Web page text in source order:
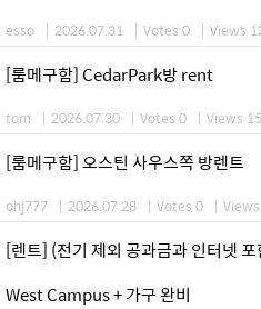
esso | 2026.07.31 | Votes 0 | Views
[룸메구함] CedarPark방 rent
tom | 2026.07.30 | Votes 0 | Views
[룸메구함] 오스틴 사우스쪽 방렌트
ohj777 | 2026.07.28 | Votes 0 |
[렌트] (전기 제외 공과금과 인터넷
West Campus + 가구 완비